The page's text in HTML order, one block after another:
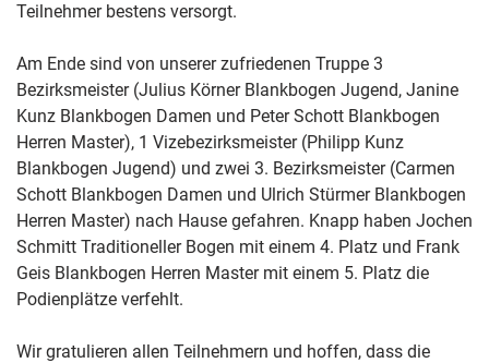
Teilnehmer bestens versorgt.
Am Ende sind von unserer zufriedenen Truppe 3
Bezirksmeister (Julius Körner Blankbogen Jugend, Janine
Kunz Blankbogen Damen und Peter Schott Blankbogen
Herren Master), 1 Vizebezirksmeister (Philipp Kunz
Blankbogen Jugend) und zwei 3. Bezirksmeister (Carmen
Schott Blankbogen Damen und Ulrich Stürmer Blankbogen
Herren Master) nach Hause gefahren. Knapp haben Jochen
Schmitt Traditioneller Bogen mit einem 4. Platz und Frank
Geis Blankbogen Herren Master mit einem 5. Platz die
Podienplätze verfehlt.
Wir gratulieren allen Teilnehmern und hoffen, dass die